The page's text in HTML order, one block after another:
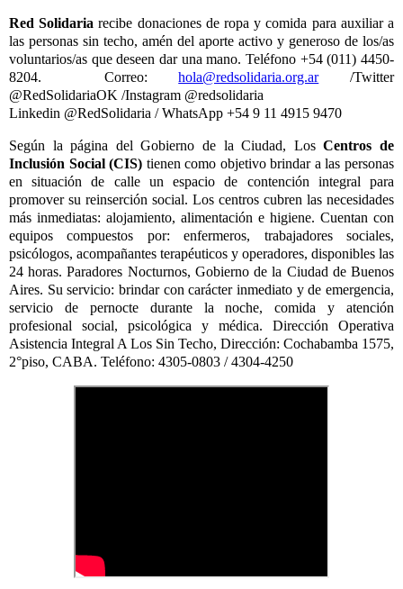
Red Solidaria recibe donaciones de ropa y comida para auxiliar a
las personas sin techo, amén del aporte activo y generoso de los/as
voluntarios/as que deseen dar una mano. Teléfono +54 (011) 4450-
8204.
Correo:hola@redsolidaria.org.ar/Twitter
@RedSolidariaOK /Instagram @redsolidaria
Linkedin @RedSolidaria /WhatsApp +54 9 11 4915 9470
Según la página del Gobierno de la Ciudad, LosCentros de
Inclusión Social (CIS) tienen como objetivo brindar a las personas
en situación de calle un espacio de contención integral para
promover su reinserción social. Los centros cubren las necesidades
más inmediatas: alojamiento, alimentación e higiene. Cuentan con
equipos compuestos por: enfermeros, trabajadores sociales,
psicólogos, acompañantes terapéuticos y operadores, disponibles las
24 horas. Paradores Nocturnos, Gobierno de la Ciudad de Buenos
Aires. Su servicio: brindar con carácter inmediato y de emergencia,
servicio de pernocte durante la noche, comida y atención
profesional social, psicológica y médica. Dirección Operativa
Asistencia Integral A Los Sin Techo, Dirección: Cochabamba 1575,
2°piso, CABA. Teléfono: 4305-0803 / 4304-4250